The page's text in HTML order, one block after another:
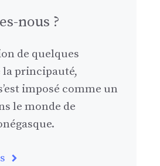
nous ?
de quelques
la principauté,
imposé comme un
le monde de